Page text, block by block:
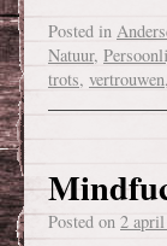
Posted in
Natuur,
trots, vertrouwen,
Posted on 2